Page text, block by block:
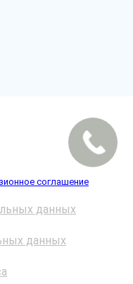
соглашение
данных
данных